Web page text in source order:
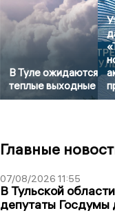
В Туле ожидаются
теплые выходные
Главные
07/08/2026 11:55
В Тульской
депутаты Госдумы